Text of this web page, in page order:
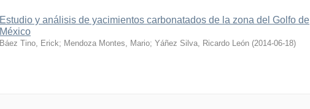
Estudio y análisis de yacimientos carbonatados de la zona del Golfo de
México
Báez Tino, Erick; Mendoza Montes, Mario; Yáñez Silva, Ricardo León (2014-06-18)